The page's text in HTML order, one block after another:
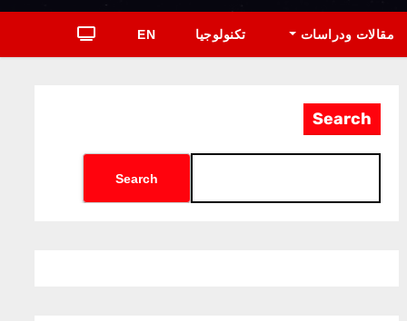
مقالات ودراسات تكنولوجيا EN
Search
Search